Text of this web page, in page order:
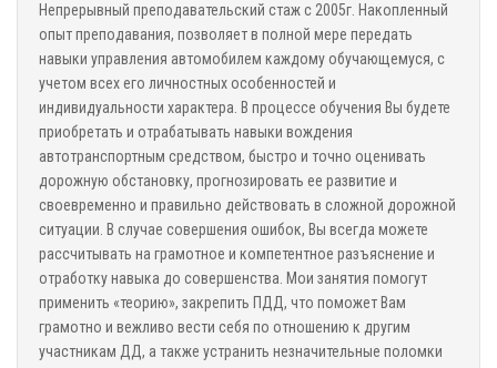
Непрерывный преподавательский стаж с 2005г. Накопленный
опыт преподавания, позволяет в полной мере передать
навыки управления автомобилем каждому обучающемуся, с
учетом всех его личностных особенностей и
индивидуальности характера. В процессе обучения Вы будете
приобретать и отрабатывать навыки вождения
автотранспортным средством, быстро и точно оценивать
дорожную обстановку, прогнозировать ее развитие и
своевременно и правильно действовать в сложной дорожной
ситуации. В случае совершения ошибок, Вы всегда можете
рассчитывать на грамотное и компетентное разъяснение и
отработку навыка до совершенства. Мои занятия помогут
применить «теорию», закрепить ПДД, что поможет Вам
грамотно и вежливо вести себя по отношению к другим
участникам ДД, а также устранить незначительные поломки